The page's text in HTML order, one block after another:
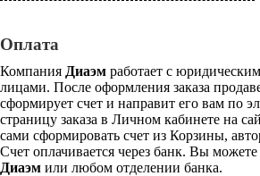
Оплата
Компания Диаэм работает с
лицами. После оформления заказа
сформирует счет и направит его вам по
страницу заказа в Личном кабинете на
сами сформировать счет из Корзины,
Счет оплачивается через банк. Вы можете
Диаэм или любом отделении банка.